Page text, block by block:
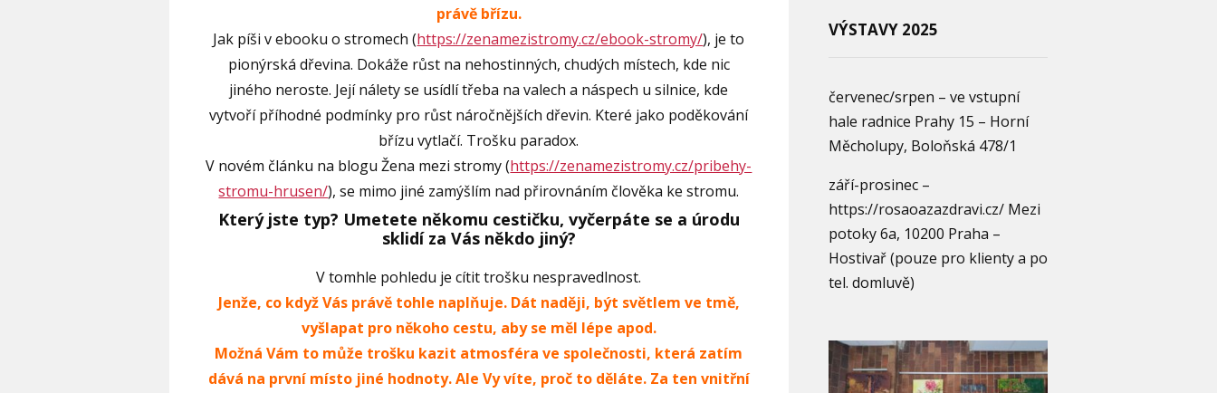
právě břízu.
Jak píši v ebooku o stromech (https://zenamezistromy.cz/ebook-stromy/), je to
pionýrská dřevina. Dokáže růst na nehostinných, chudých místech, kde nic
jiného neroste. Její nálety se usídlí třeba na valech a náspech u silnice, kde
vytvoří příhodné podmínky pro růst náročnějších dřevin. Které jako poděkování
břízu vytlačí. Trošku paradox.
V novém článku na blogu Žena mezi stromy (https://zenamezistromy.cz/pribehy-
stromu-hrusen/), se mimo jiné zamýšlím nad přirovnáním člověka ke stromu.
Který jste typ? Umetete někomu cestičku, vyčerpáte se a úrodu
sklidí za Vás někdo jiný?
V tomhle pohledu je cítit trošku nespravedlnost.
Jenže, co když Vás právě tohle naplňuje. Dát naději, být světlem ve tmě,
vyšlapat pro někoho cestu, aby se měl lépe apod.
Možná Vám to může trošku kazit atmosféra ve společnosti, která zatím
dává na první místo jiné hodnoty. Ale Vy víte, proč to děláte. Za ten vnitřní
VÝSTAVY 2025
červenec/srpen – ve vstupní
hale radnice Prahy 15 – Horní
Měcholupy, Boloňská 478/1
září-prosinec –
https://rosaoazazdravi.cz/ Mezi
potoky 6a, 10200 Praha –
Hostivař (pouze pro klienty a po
tel. domluvě)